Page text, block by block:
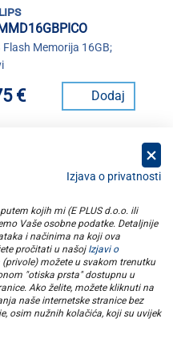
Flash Memorija 16GB;
€ Dodaj
Izjava o privatnosti
kojih mi (E PLUS d.o.o. ili
Vaše osobne podatke. Detaljnije
i načinima na koji ova
pročitati u našoj Izjavi o
možete u svakom trenutku
"otiska prsta" dostupnu u
Ako želite, možete kliknuti na
naše internetske stranice bez
osim nužnih kolačića, koji su uvijek